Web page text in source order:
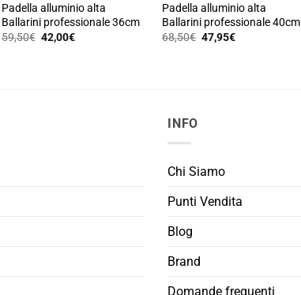
Padella alluminio alta
Ballarini professionale 36cm
59,50€ Il
42,00€Il
Padella alluminio alta
Ballarini professionale 40cm
68,50€ Il
47,95€Il
INFO
Chi Siamo
Punti Vendita
Blog
Brand
Domande frequenti